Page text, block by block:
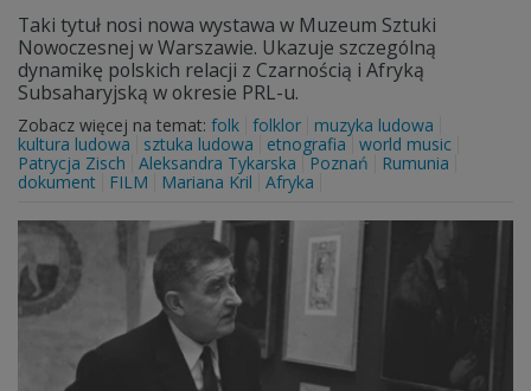
Taki tytuł nosi nowa wystawa w Muzeum Sztuki
Nowoczesnej w Warszawie. Ukazuje szczególną
dynamikę polskich relacji z Czarnością i Afryką
Subsaharyjską w okresie PRL-u.
Zobacz więcej na temat: folk folklor
muzyka ludowa
kultura ludowa
sztuka ludowa etnografia
world music
Patrycja Zisch
Aleksandra Tykarska Poznań
Rumunia
dokument
FILM Mariana Kril Afryka